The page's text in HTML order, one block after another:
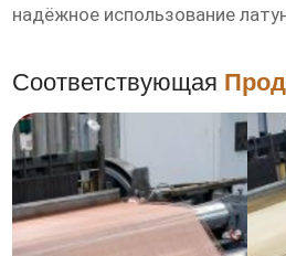
надёжное использование
Соответствующая